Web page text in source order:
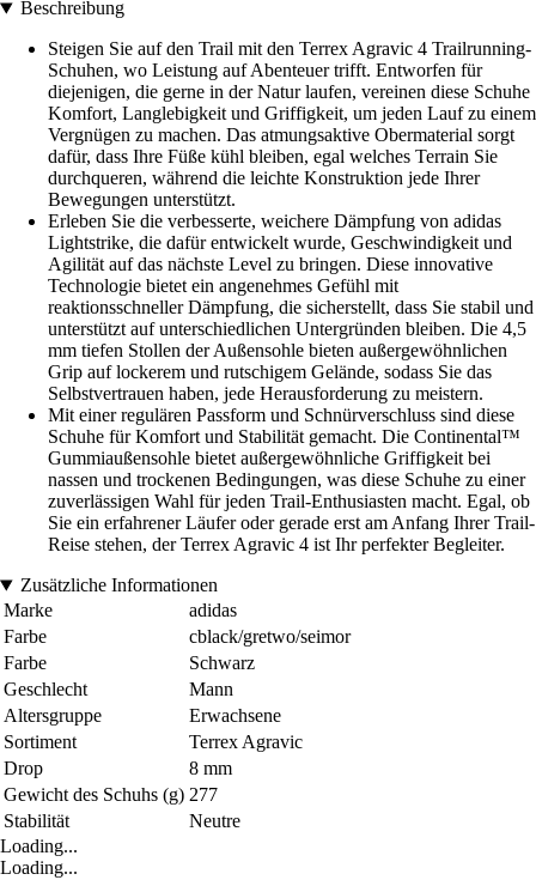
Beschreibung
Steigen Sie auf den Trail mit den Terrex Agravic 4 Trailrunning-
Schuhen, wo Leistung auf Abenteuer trifft. Entworfen für
diejenigen, die gerne in der Natur laufen, vereinen diese Schuhe
Komfort, Langlebigkeit und Griffigkeit, um jeden Lauf zu einem
Vergnügen zu machen. Das atmungsaktive Obermaterial sorgt
dafür, dass Ihre Füße kühl bleiben, egal welches Terrain Sie
durchqueren, während die leichte Konstruktion jede Ihrer
Bewegungen unterstützt.
Erleben Sie die verbesserte, weichere Dämpfung von adidas
Lightstrike, die dafür entwickelt wurde, Geschwindigkeit und
Agilität auf das nächste Level zu bringen. Diese innovative
Technologie bietet ein angenehmes Gefühl mit
reaktionsschneller Dämpfung, die sicherstellt, dass Sie stabil und
unterstützt auf unterschiedlichen Untergründen bleiben. Die 4,5
mm tiefen Stollen der Außensohle bieten außergewöhnlichen
Grip auf lockerem und rutschigem Gelände, sodass Sie das
Selbstvertrauen haben, jede Herausforderung zu meistern.
Mit einer regulären Passform und Schnürverschluss sind diese
Schuhe für Komfort und Stabilität gemacht. Die Continental™
Gummiaußensohle bietet außergewöhnliche Griffigkeit bei
nassen und trockenen Bedingungen, was diese Schuhe zu einer
zuverlässigen Wahl für jeden Trail-Enthusiasten macht. Egal, ob
Sie ein erfahrener Läufer oder gerade erst am Anfang Ihrer Trail-
Reise stehen, der Terrex Agravic 4 ist Ihr perfekter Begleiter.
Zusätzliche Informationen
Marke
adidas
Farbe
cblack/gretwo/seimor
Farbe
Schwarz
Geschlecht
Mann
Altersgruppe
Erwachsene
Sortiment
Terrex Agravic
Drop
8 mm
Gewicht des Schuhs (g) 277
Stabilität
Neutre
Loading...
Loading...